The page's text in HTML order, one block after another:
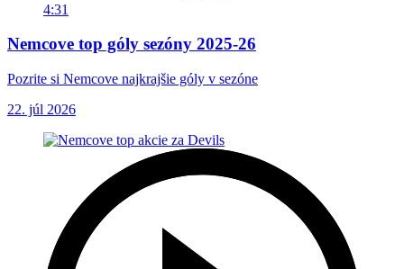
4:31
Nemcove top góly sezóny 2025-26
Pozrite si Nemcove najkrajšie góly v sezóne
22. júl 2026